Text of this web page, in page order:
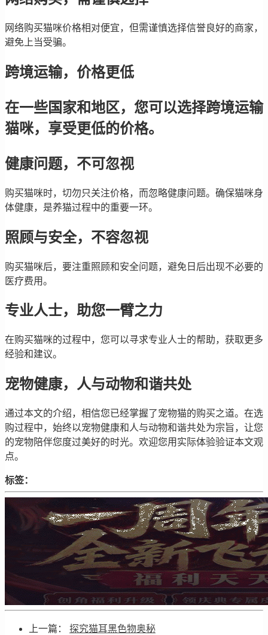
网络购买猫咪价格相对便宜，但需谨慎选择信誉良好的商家，
避免上当受骗。
跨境运输，价格更低
在一些国家和地区，您可以选择跨境运输
猫咪，享受更低的价格。
健康问题，不可忽视
购买猫咪时，切勿只关注价格，而忽略健康问题。确保猫咪身
体健康，是养猫过程中的重要一环。
照顾与安全，不容忽视
购买猫咪后，要注重照顾和安全问题，避免日后出现不必要的
医疗费用。
专业人士，助您一臂之力
在购买猫咪的过程中，您可以寻求专业人士的帮助，获取更多
经验和建议。
宠物健康，人与动物和谐共处
通过本文的介绍，相信您已经掌握了宠物猫的购买之道。在选
购过程中，始终以宠物健康和人与动物和谐共处为宗旨，让您
的宠物陪伴您度过美好的时光。欢迎您用实际体验验证本文观
点。
标签：
上一篇： 探究猫耳黑色物奥秘